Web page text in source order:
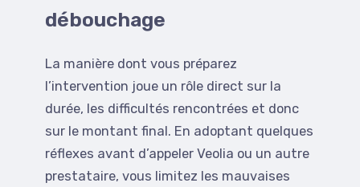
débouchage
La manière dont vous préparez
l’intervention joue un rôle direct sur la
durée, les difficultés rencontrées et donc
sur le montant final. En adoptant quelques
réflexes avant d’appeler Veolia ou un autre
prestataire, vous limitez les mauvaises